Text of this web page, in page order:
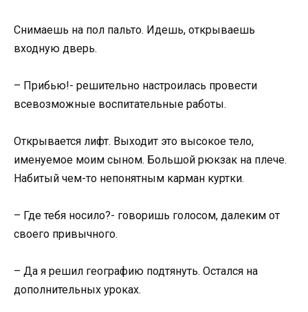
Снимаешь на пол пальто. Идешь, открываешь
входную дверь.
– Прибью!- решительно настроилась провести
всевозможные воспитательные работы.
Открывается лифт. Выходит это высокое тело,
именуемое моим сыном. Большой рюкзак на плече.
Набитый чем-то непонятным карман куртки.
– Где тебя носило?- говоришь голосом, далеким от
своего привычного.
– Да я решил географию подтянуть. Остался на
дополнительных уроках.